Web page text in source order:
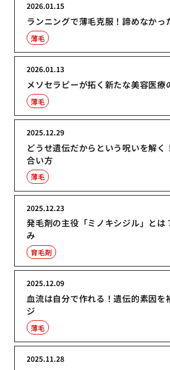
ランニングで薄毛克服！諦めなかっ
2026.01.15
薄毛
メソセラピーが拓く新たな美容医療
2026.01.13
薄毛
どうせ遺伝だからという呪いを解く
合い方
2025.12.29
薄毛
発毛剤の主役「ミノキシジル」とは
み
2025.12.23
育毛剤
血流は自分で作れる！遺伝的素因を
ジ
2025.12.09
薄毛
2025.11.28